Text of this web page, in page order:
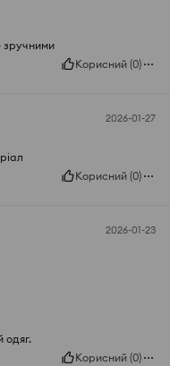
зручними
Корисний (0)
2026-01-27
Корисний (0)
2026-01-23
одяг.
Корисний (0)